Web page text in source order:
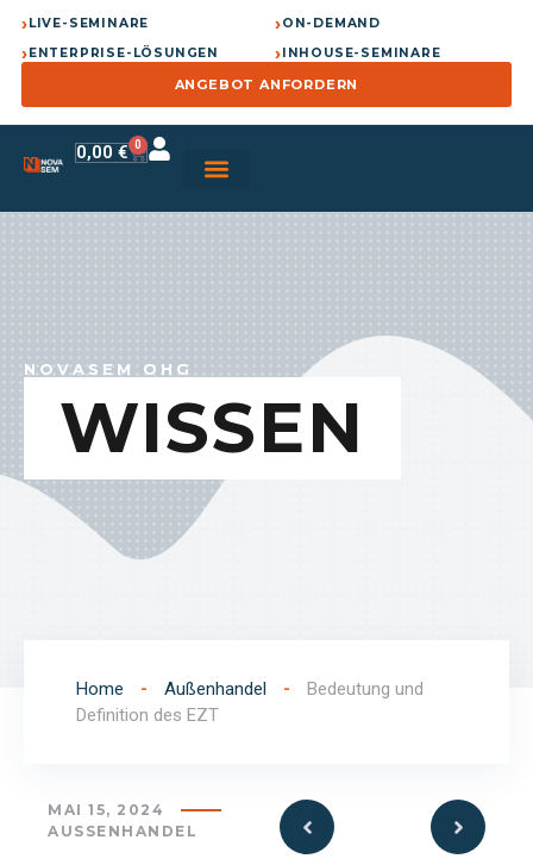
›LIVE-SEMINARE ›ON-DEMAND
›ENTERPRISE-LÖSUNGEN ›INHOUSE-SEMINARE
ANGEBOT ANFORDERN
0,00 € 0
NOVASEM OHG
WISSEN
Home - Außenhandel -
Bedeutung und
Definition des EZT
MAI 15, 2024
AUSSENHANDEL